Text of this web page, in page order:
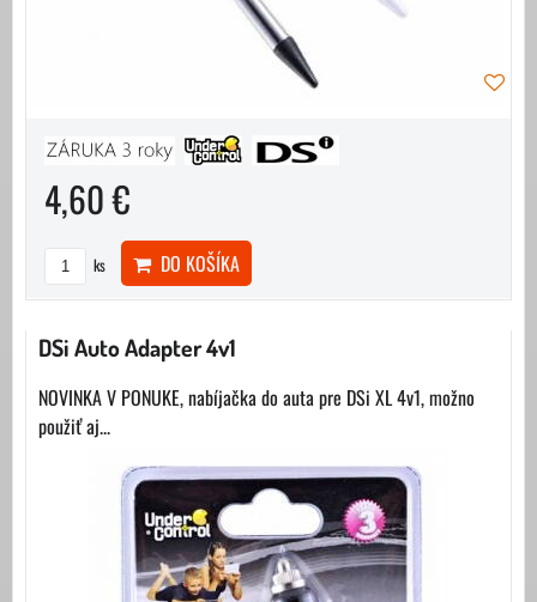
4,60 €
ks DO KOŠÍKA
DSi Auto Adapter 4v1
NOVINKA V PONUKE, nabíjačka do auta pre DSi XL 4v1, možno
použiť aj...